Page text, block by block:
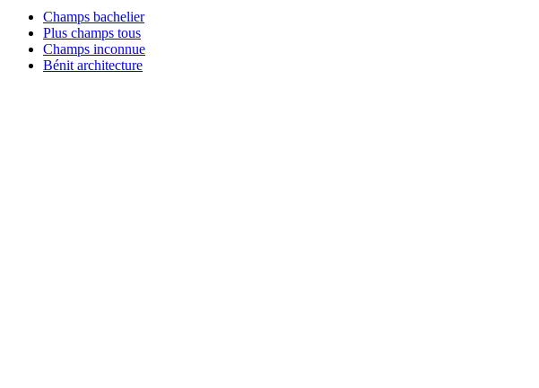
Champs bachelier
Plus champs tous
Champs inconnue
Bénit architecture